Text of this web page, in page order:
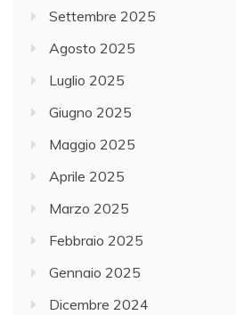
Settembre 2025
Agosto 2025
Luglio 2025
Giugno 2025
Maggio 2025
Aprile 2025
Marzo 2025
Febbraio 2025
Gennaio 2025
Dicembre 2024